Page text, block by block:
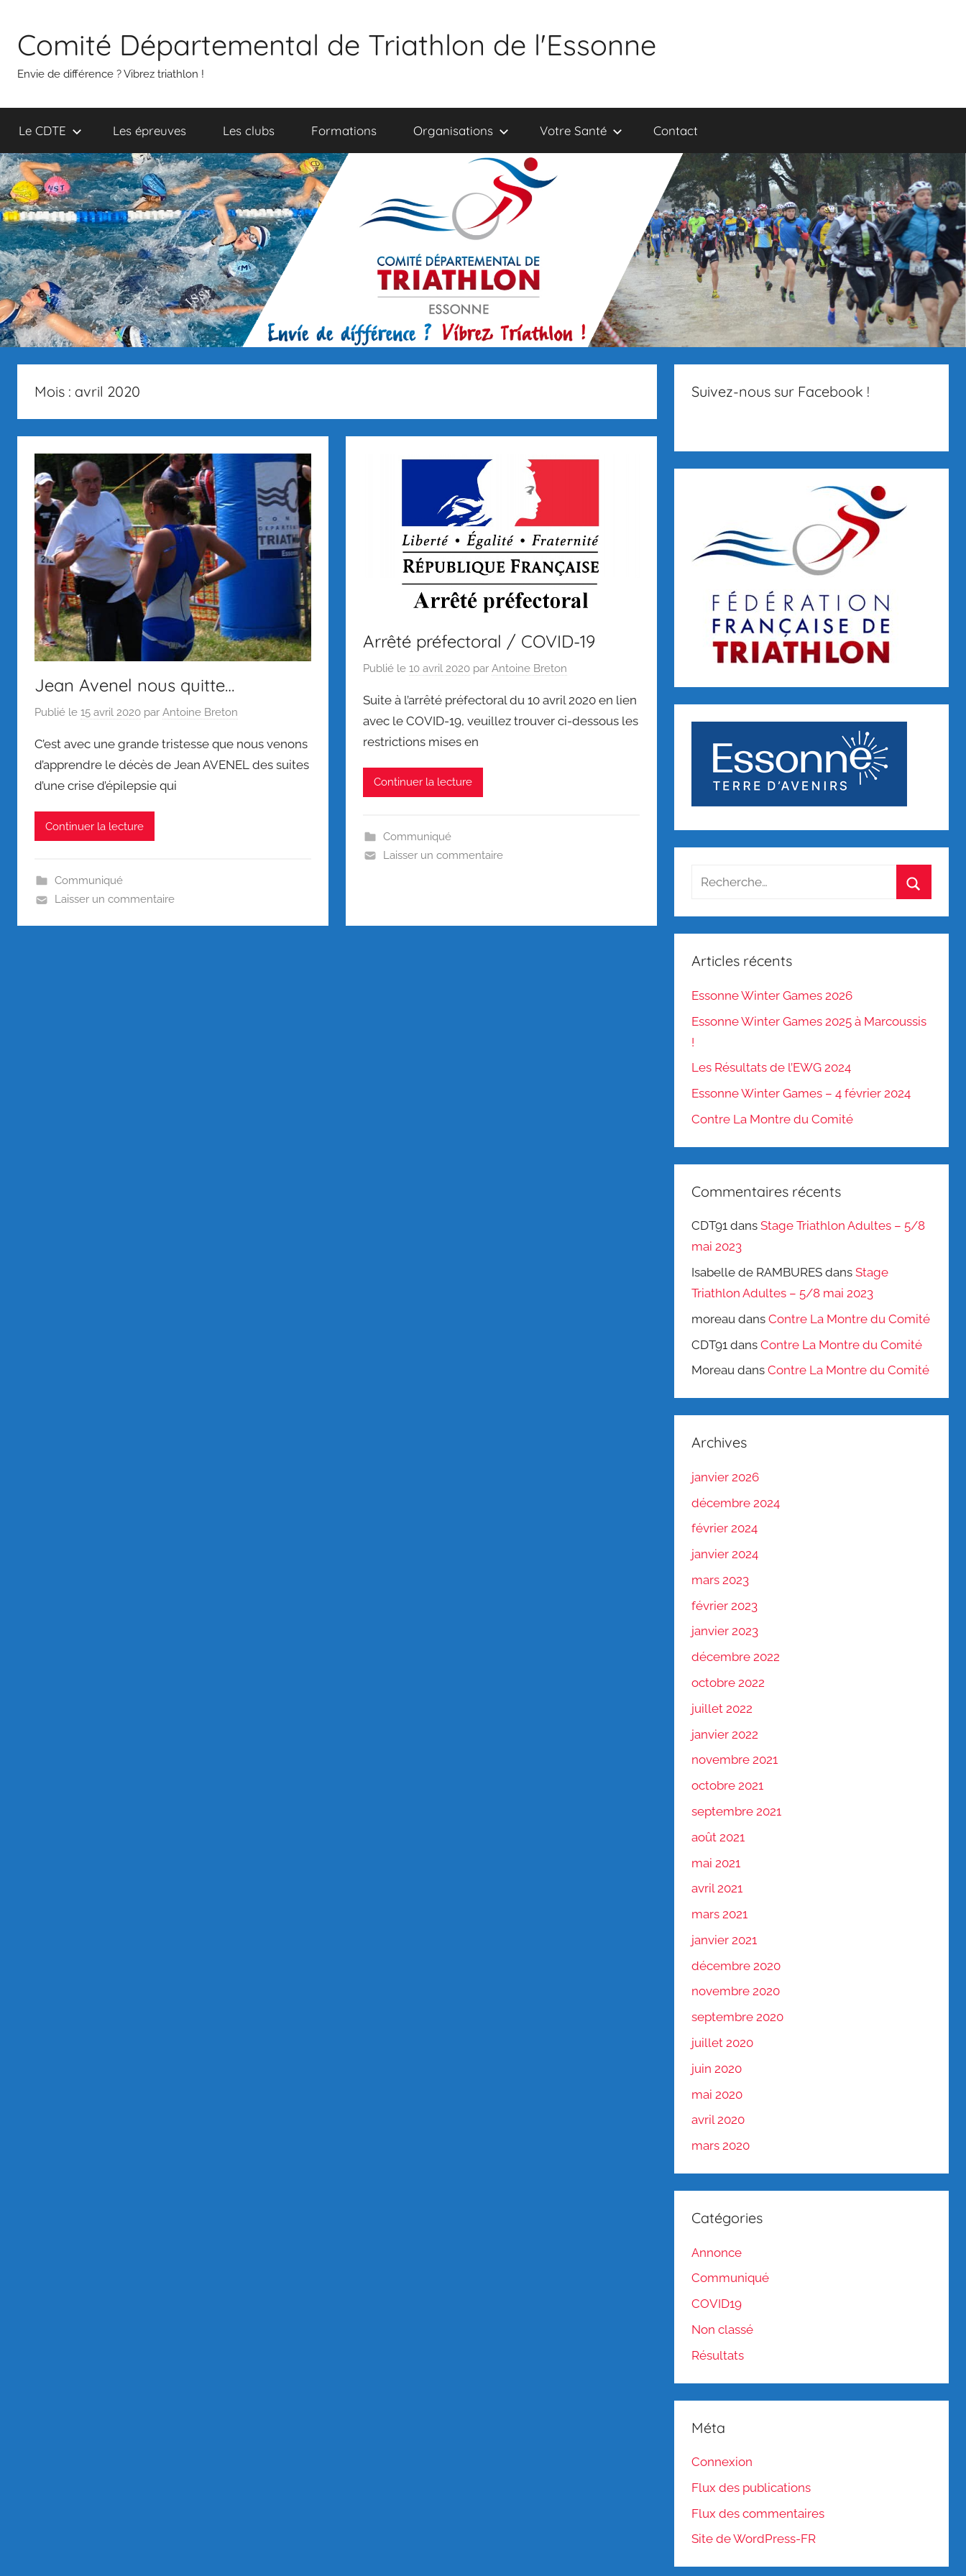
contenu
Comité Départemental de Triathlon de l'Essonne
Envie de différence ? Vibrez triathlon !
Le CDTE Les épreuves Les clubs Formations Organisations Votre Santé Contact
Mois : avril 2020
Jean Avenel nous quitte…
Publié le 15 avril 2020 par Antoine Breton
C’est avec une grande tristesse que nous venons
d’apprendre le décès de Jean AVENEL des suites
d’une crise d’épilepsie qui
Continuer la lecture
Communiqué
Laisser un commentaire
Arrêté préfectoral / COVID-19
Publié le10 avril 2020 parAntoine Breton
Suite à l’arrêté préfectoral du 10 avril 2020 en lien
avec le COVID-19, veuillez trouver ci-dessous les
restrictions mises en
Continuer la lecture
Communiqué
Laisser un commentaire
Suivez-nous sur Facebook !
Recherche
:
Articles récents
Essonne Winter Games 2026
Essonne Winter Games 2025 à Marcoussis
!
Les Résultats de l’EWG 2024
Essonne Winter Games – 4 février 2024
Contre La Montre du Comité
Commentaires récents
CDT91 dansStage Triathlon Adultes – 5/8
mai 2023
Isabelle de RAMBURES dansStage
Triathlon Adultes – 5/8 mai 2023
moreau dansContre La Montre du Comité
CDT91 dansContre La Montre du Comité
Moreau dansContre La Montre du Comité
Archives
janvier 2026
décembre 2024
février 2024
janvier 2024
mars 2023
février 2023
janvier 2023
décembre 2022
octobre 2022
juillet 2022
janvier 2022
novembre 2021
octobre 2021
septembre 2021
août 2021
mai 2021
avril 2021
mars 2021
janvier 2021
décembre 2020
novembre 2020
septembre 2020
juillet 2020
juin 2020
mai 2020
avril 2020
mars 2020
Catégories
Annonce
Communiqué
COVID19
Non classé
Résultats
Méta
Connexion
Flux des publications
Flux des commentaires
Site de WordPress-FR